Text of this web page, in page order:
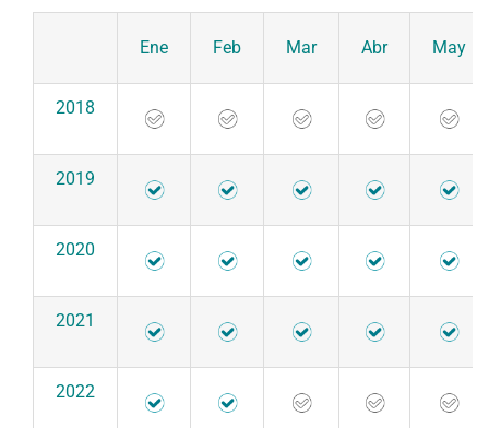
Ene Feb Mar Abr May
2018
2019
2020
2021
2022